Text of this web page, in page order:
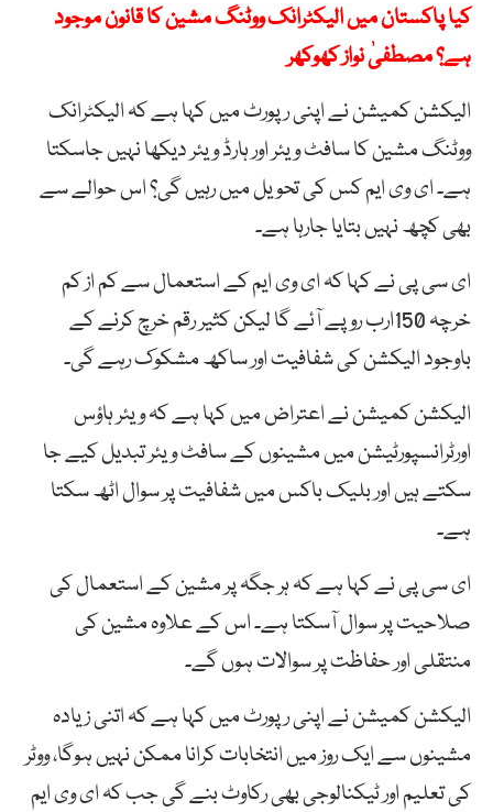
کیا پاکستان میں الیکٹرانک ووٹنگ مشین کا قانون موجود
ہے؟ مصطفیٰ نواز کھوکھر
الیکشن کمیشن نے اپنی رپورٹ میں کہا ہے کہ الیکٹرانک
ووٹنگ مشین کا سافٹ ویئر اور ہارڈ ویئر دیکھا نہیں جاسکتا
ہے۔ ای وی ایم کس کی تحویل میں رہیں گی؟ اس حوالے سے
بھی کچھ نہیں بتایا جارہا ہے۔
ای سی پی نے کہا کہ ای وی ایم کے استعمال سے کم از کم
خرچہ 150ارب روپے آئے گا لیکن کثیر رقم خرچ کرنے کے
باوجود الیکشن کی شفافیت اور ساکھ مشکوک رہے گی۔
الیکشن کمیشن نے اعتراض میں کہا ہے کہ ویئر ہاؤس
اورٹرانسپورٹیشن میں مشینوں کے سافٹ ویئر تبدیل کیے جا
سکتے ہیں اور بلیک باکس میں شفافیت پر سوال اٹھ سکتا
ہے۔
ای سی پی نے کہا ہے کہ ہر جگہ پر مشین کے استعمال کی
صلاحیت پر سوال آسکتا ہے۔ اس کے علاوہ مشین کی
منتقلی اور حفاظت پر سوالات ہوں گے۔
الیکشن کمیشن نے اپنی رپورٹ میں کہا ہے کہ اتنی زیادہ
مشینوں سے ایک روز میں انتخابات کرانا ممکن نہیں ہوگا، ووٹر
کی تعلیم اور ٹیکنالوجی بھی رکاوٹ بنے گی جب کہ ای وی ایم